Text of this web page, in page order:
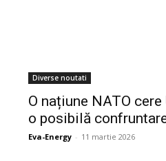
Diverse noutati
O națiune NATO
o posibilă
Eva-Energy - 11 martie 2026